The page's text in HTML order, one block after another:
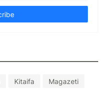
Kitaifa
Magazeti